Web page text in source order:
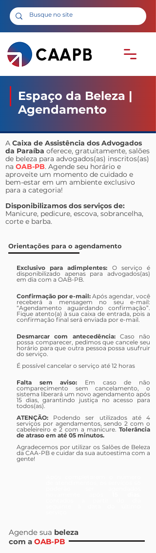
Espaço da Beleza |
Agendamento
A Caixa de Assistência dos Advogados
da Paraíba oferece, gratuitamente, salões
de beleza para advogados(as) inscritos(as)
na OAB-PB. Agende seu horário e
aproveite um momento de cuidado e
bem-estar em um ambiente exclusivo
para a categoria!
Disponibilizamos dos serviços de:
Manicure, pedicure, escova, sobrancelha,
corte e barba.
Orientações para o agendamento
Exclusivo para adimplentes: O serviço é
disponibilizado apenas para advogados(as)
em dia com a OAB-PB.
Confirmação por e-mail: Após agendar, você
receberá a mensagem no seu e-mail:
“Agendamento aguardando confirmação”.
Fique atento(a) à sua caixa de entrada, pois a
confirmação final será enviada por e-mail.
Desmarcar com antecedência:Caso não
possa comparecer, pedimos que cancele seu
horário para que outra pessoa possa usufruir
do serviço.
É possível cancelar o serviço até 12 horas
Falta sem aviso: Em caso de não
comparecimento sem cancelamento, o
sistema liberará um novo agendamento após
15 dias, garantindo justiça no acesso para
todos(as).
ATENÇÃO: Podendo ser utilizados até 4
serviços por agendamentos, sendo 2 com o
cabeleireiro e 2 com a manicure. Tolerância
de atraso em até 05 minutos.
Agradecemos por utilizar os Salões de Beleza
da CAA-PB e cuidar da sua autoestima com a
gente!
Agende sua beleza
com a OAB-PB